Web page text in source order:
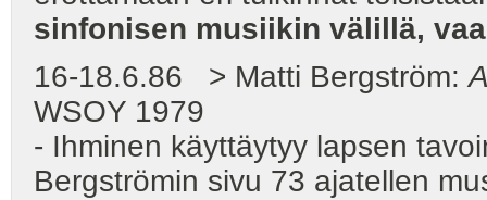
sinfonisen musiikin välillä,
16-18.6.86 > Matti Bergström:
WSOY 1979
- Ihminen käyttäytyy lapsen
Bergströmin sivu 73 ajatellen